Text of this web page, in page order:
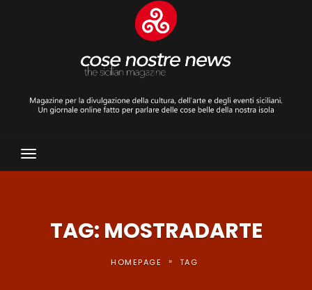
Toggle
Navigation
TAG: MOSTRADARTE
HOMEPAGE » TAG